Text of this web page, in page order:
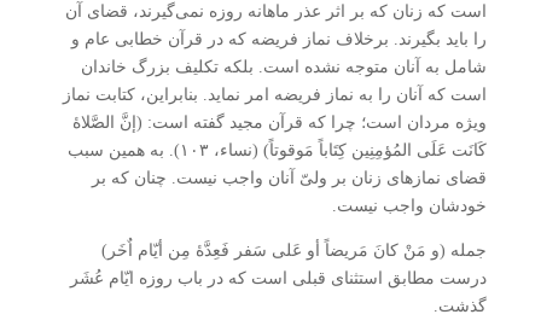
است که زنان که بر اثر عذر ماهانه روزه نمی‌گیرند، قضای آن
را باید بگیرند. برخلاف نماز فریضه که در قرآن خطابی عام و
شامل به آنان متوجه نشده است. بلکه تکلیف بزرگ خاندان
است که آنان را به نماز فریضه امر نماید. بنابراین، کتابت نماز
ویژه مردان است؛ چرا که قرآن مجید گفته است: (إنَّ الصَّلاۀ
کَانَت عَلَی المُؤمِنِین کِتَاباً مَوقوتاً) (نساء، ۱۰۳). به همین سبب
قضای نمازهای زنان بر ولیّ آنان واجب نیست. چنان که بر
خودشان واجب نیست.
جمله (و مَنْ کانَ مَریضاً أو عَلی سَفر فَعِدَّۀ مِن أیّام اٌخَر)
درست مطابق استثنای قبلی است که در باب روزه ایّام عُشَر
گذشت.